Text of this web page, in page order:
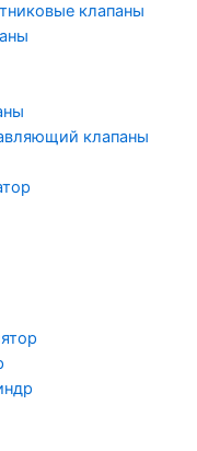
клапаны
клапаны